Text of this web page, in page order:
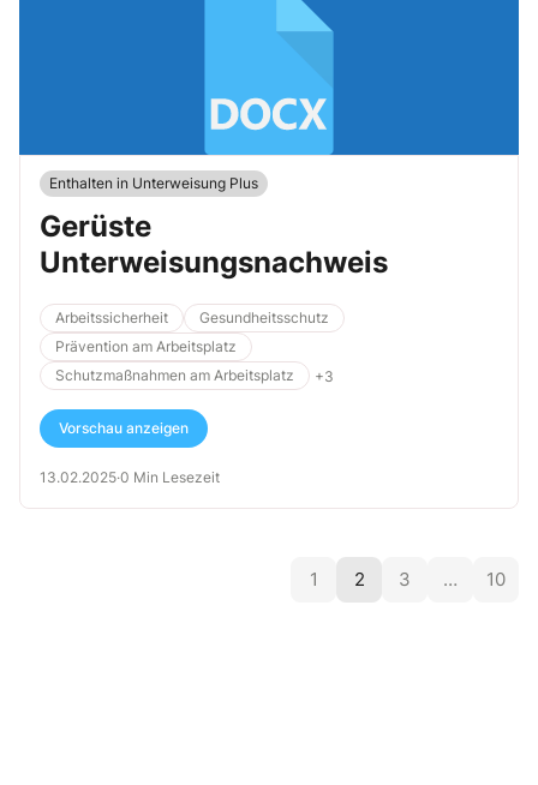
Enthalten in Unterweisung Plus
Gerüste
Unterweisungsnachweis
Arbeitssicherheit
Gesundheitsschutz
Prävention am Arbeitsplatz
Schutzmaßnahmen am Arbeitsplatz
+3
Vorschau anzeigen
13.02.2025·0 Min Lesezeit
1 2 3 … 10